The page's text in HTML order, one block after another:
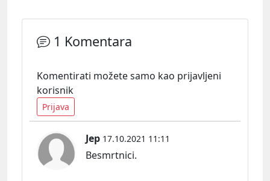
1 Komentara
Komentirati možete samo kao prijavljeni
korisnik
Prijava
Jep 17.10.2021 11:11
Besmrtnici.